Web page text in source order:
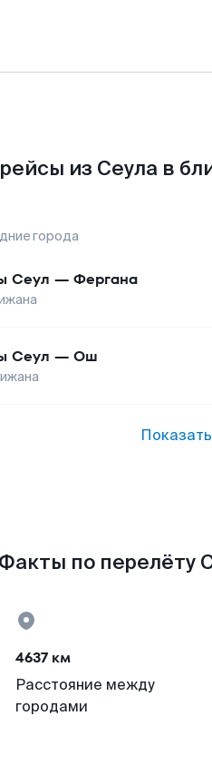
из Сеула в
города
Сеул — Фергана
Сеул — Ош
Факты по перелёту
4637 км
Расстояние между
городами